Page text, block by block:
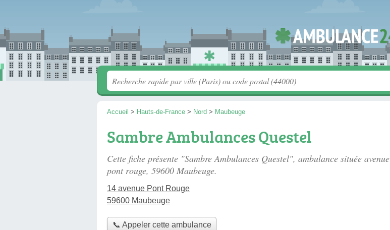
Accueil > Hauts-de-France > Nord > Maubeuge
Sambre Ambulances Questel
Cette fiche présente "Sambre Ambulances Questel", ambulance située avenue
pont rouge, 59600 Maubeuge.
14 avenue Pont Rouge
59600 Maubeuge
📞 Appeler cette ambulance